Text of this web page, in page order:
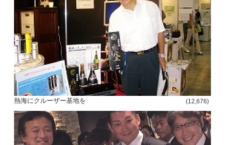
熱海にクルーザー基地を (12,676)